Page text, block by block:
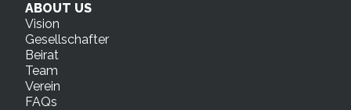
ABOUT US
Vision
Gesellschafter
Beirat
Team
Verein
FAQs